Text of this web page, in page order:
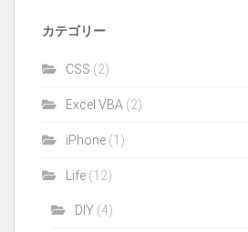
カテゴリー
CSS (2)
Excel VBA (2)
iPhone (1)
Life (12)
DIY (4)